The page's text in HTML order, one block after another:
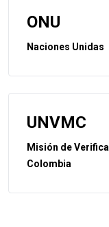
ONU
Naciones Unidas
UNVMC
Misión de
Colombia